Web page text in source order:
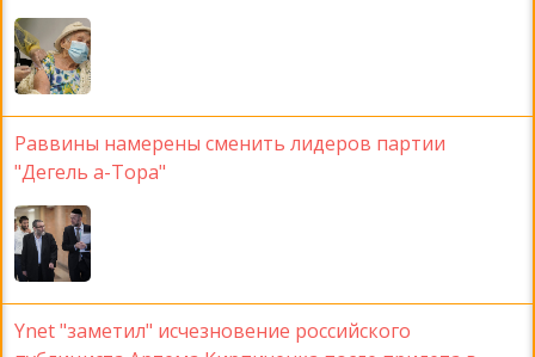
Раввины намерены сменить лидеров партии
"Дегель а-Тора"
Ynet "заметил" исчезновение российского